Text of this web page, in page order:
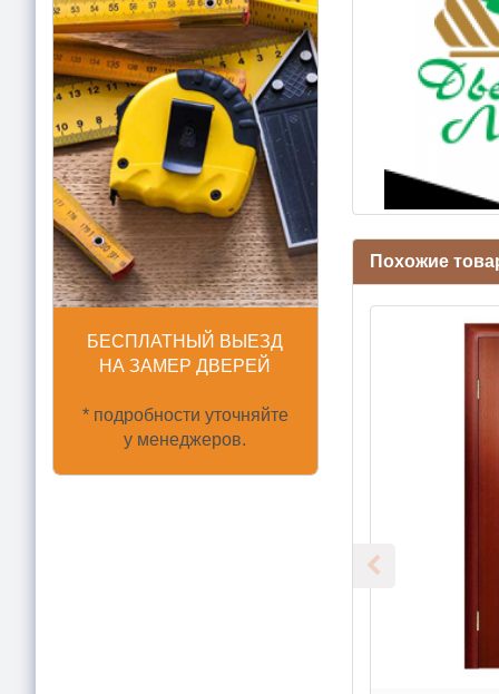
БЕСПЛАТНЫЙ ВЫЕЗД
НА ЗАМЕР ДВЕРЕЙ
* подробности уточняйте
у менеджеров.
Похожие